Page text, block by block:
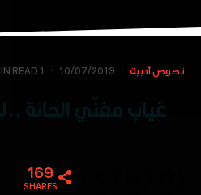
نصوص أدبية ·
10/07/2019
·
1 MIN READ
غياب مغنّي الحانة
Twitter
169
SHARES